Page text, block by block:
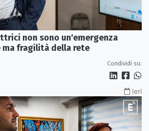
non sono un'emergenza
ma fragilità della rete
Condividi su:
Ieri